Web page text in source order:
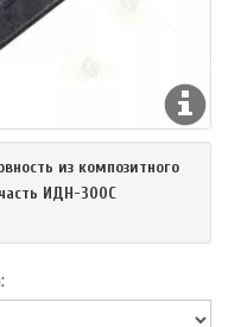
из композитного
ИДН-300С